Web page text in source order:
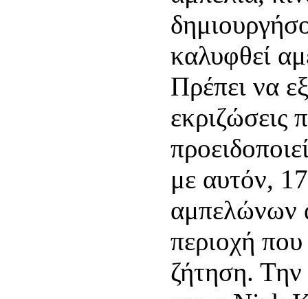
καλυφθεί
Πρέπει να
εκριζώσεις
με αυτόν,
αμπελώνων
περιοχή
ζήτηση. Την